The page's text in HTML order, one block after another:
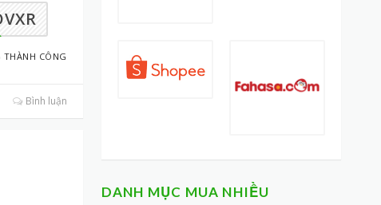
THÀNH CÔNG
Bình luận
DANH MỤC MUA NHIỀU